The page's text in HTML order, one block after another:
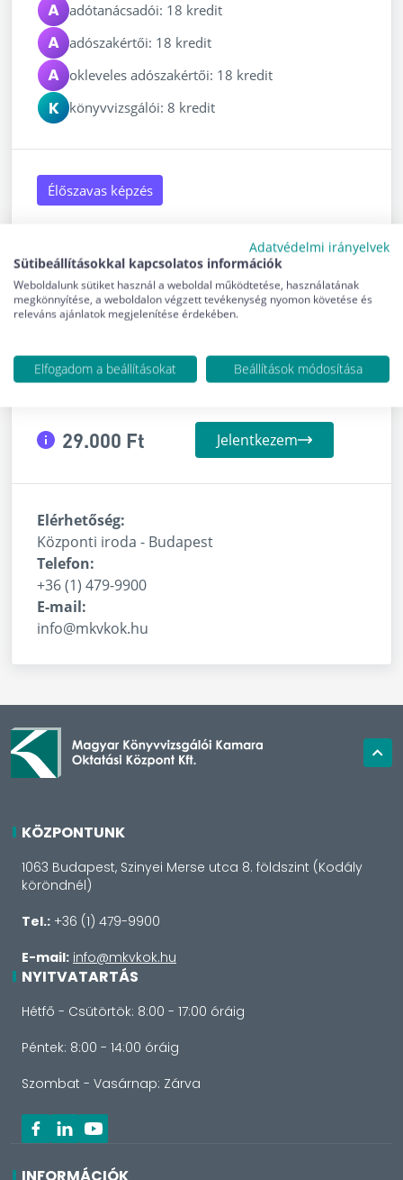
adótanácsadói: 18 kredit
adószakértői: 18 kredit
okleveles adószakértői: 18 kredit
könyvvizsgálói: 8 kredit
Élőszavas képzés
2026. szeptember 16. - 2026. szeptember 17.
Jelentkezési határidő: 2026. szeptember 14.
Elérhető helyek: 32
29.000 Ft Jelentkezem
Elérhetőség:
Központi iroda - Budapest
Telefon:
+36 (1) 479-9900
E-mail:
info@mkvkok.hu
KÖZPONTUNK
1063 Budapest, Szinyei Merse utca 8. földszint (Kodály
köröndnél)
Tel.: +36 (1) 479-9900
E-mail: info@mkvkok.hu
NYITVATARTÁS
Hétfő - Csütörtök: 8:00 - 17:00 óráig
Péntek: 8:00 - 14:00 óráig
Szombat - Vasárnap: Zárva
Adatvédelmi irányelvek
Sütibeállításokkal kapcsolatos információk
Weboldalunk sütiket használ a weboldal működtetése, használatának
megkönnyítése, a weboldalon végzett tevékenység nyomon követése és
releváns ajánlatok megjelenítése érdekében.
Elfogadom a beállításokat Beállítások módosítása